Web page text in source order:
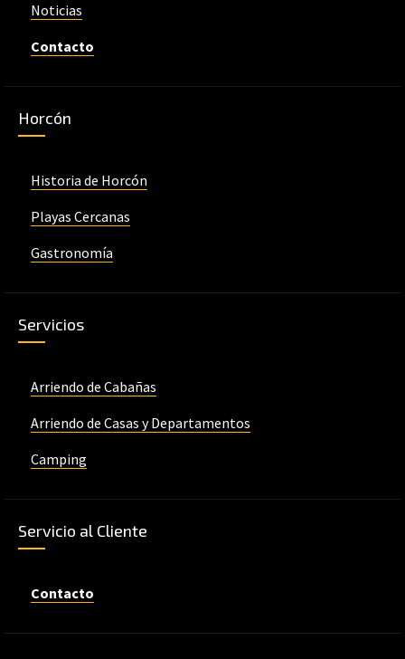
Noticias
Contacto
Horcón
Historia de Horcón
Playas Cercanas
Gastronomía
Servicios
Arriendo de Cabañas
Arriendo de Casas y Departamentos
Camping
Servicio al Cliente
Contacto